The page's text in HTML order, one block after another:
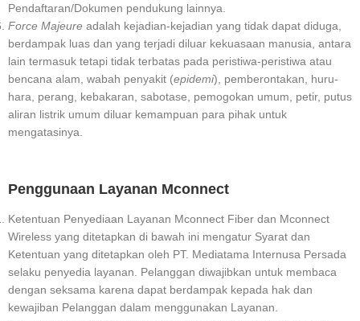
Pendaftaran/Dokumen pendukung lainnya.
Force Majeure adalah kejadian-kejadian yang tidak dapat diduga,
berdampak luas dan yang terjadi diluar kekuasaan manusia, antara
lain termasuk tetapi tidak terbatas pada peristiwa-peristiwa atau
bencana alam, wabah penyakit (epidemi), pemberontakan, huru-
hara, perang, kebakaran, sabotase, pemogokan umum, petir, putus
aliran listrik umum diluar kemampuan para pihak untuk
mengatasinya.
Penggunaan Layanan Mconnect
Ketentuan Penyediaan Layanan Mconnect Fiber dan Mconnect
Wireless yang ditetapkan di bawah ini mengatur Syarat dan
Ketentuan yang ditetapkan oleh PT. Mediatama Internusa Persada
selaku penyedia layanan. Pelanggan diwajibkan untuk membaca
dengan seksama karena dapat berdampak kepada hak dan
kewajiban Pelanggan dalam menggunakan Layanan.